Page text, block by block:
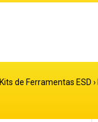
Kits de Ferramentas ESD ›